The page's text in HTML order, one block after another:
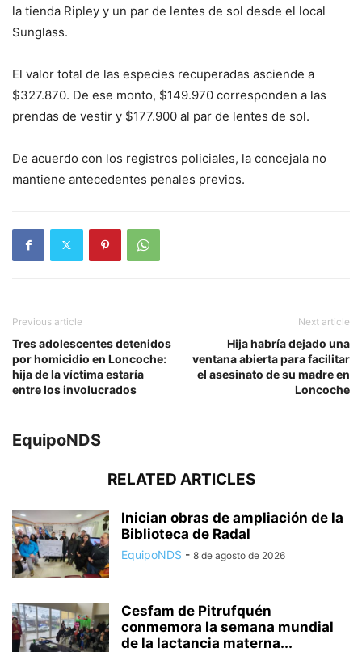
la tienda Ripley y un par de lentes de sol desde el local
Sunglass.
El valor total de las especies recuperadas asciende a
$327.870. De ese monto, $149.970 corresponden a las
prendas de vestir y $177.900 al par de lentes de sol.
De acuerdo con los registros policiales, la concejala no
mantiene antecedentes penales previos.
Previous article
Tres adolescentes detenidos
por homicidio en Loncoche:
hija de la víctima estaría
entre los involucrados
Next article
Hija habría dejado una
ventana abierta para facilitar
el asesinato de su madre en
Loncoche
EquipoNDS
RELATED ARTICLES
Inician obras de ampliación de la
Biblioteca de Radal
EquipoNDS - 8 de agosto de 2026
Cesfam de Pitrufquén
conmemora la semana mundial
de la lactancia materna...